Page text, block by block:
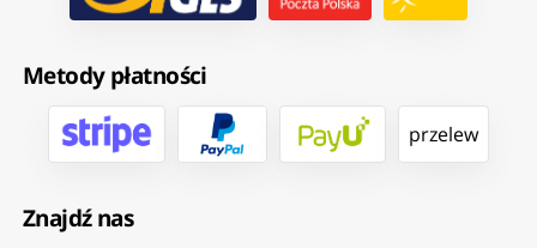
Metody płatności
przelew
Znajdź nas